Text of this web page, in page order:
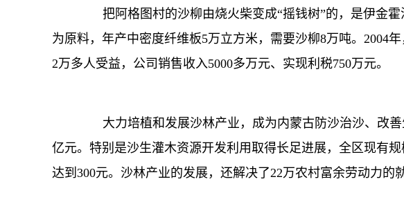
把阿格图村的沙柳由烧火柴变成“摇钱树”的，是伊金霍
为原料，年产中密度纤维板5万立方米，需要沙柳8万吨。2004
2万多人受益，公司销售收入5000多万元、实现利税750万元。
大力培植和发展沙林产业，成为内蒙古防沙治沙、改善
亿元。特别是沙生灌木资源开发利用取得长足进展，全区现有
达到300元。沙林产业的发展，还解决了22万农村富余劳动力的